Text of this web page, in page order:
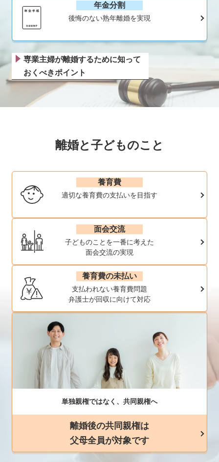
年金分割
後悔のない熟年離婚を実現
専業主婦が離婚するために知って
おくべきポイント
離婚と子どものこと
養育費
適切な養育費の支払いを目指す
面会交流
子どものことを一番に考えた
面会交流の実現
養育費の未払い
支払われない養育費問題
弁護士が回収に向けて対応
単独親権ではなく、共同親権へ
離婚後の共同親権は
父母全員が対象です